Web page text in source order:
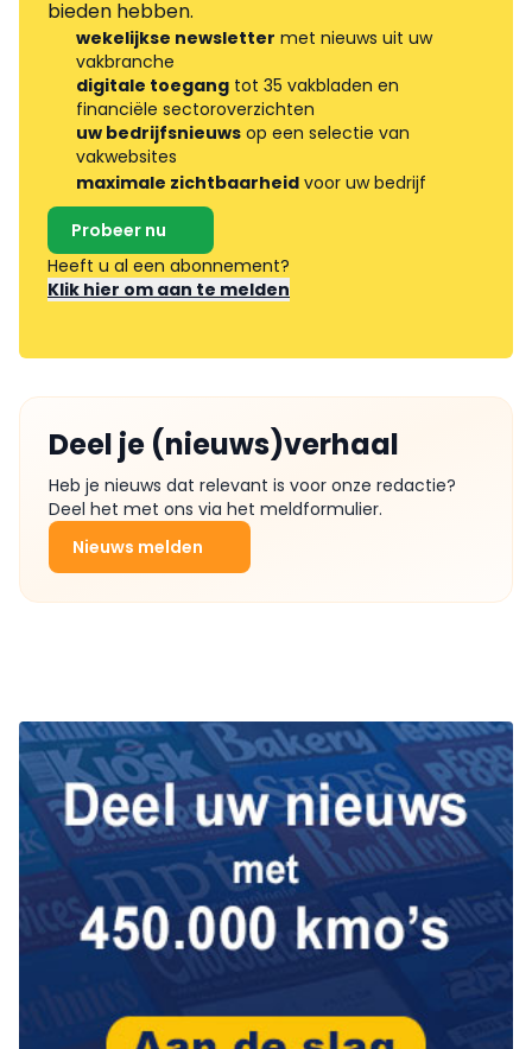
bieden hebben.
wekelijkse newsletter met nieuws uit uw
vakbranche
digitale toegang tot 35 vakbladen en
financiële sectoroverzichten
uw bedrijfsnieuws op een selectie van
vakwebsites
maximale zichtbaarheid voor uw bedrijf
Probeer nu
Heeft u al een abonnement?
Klik hier om aan te melden
Deel je (nieuws)verhaal
Heb je nieuws dat relevant is voor onze redactie?
Deel het met ons via het meldformulier.
Nieuws melden